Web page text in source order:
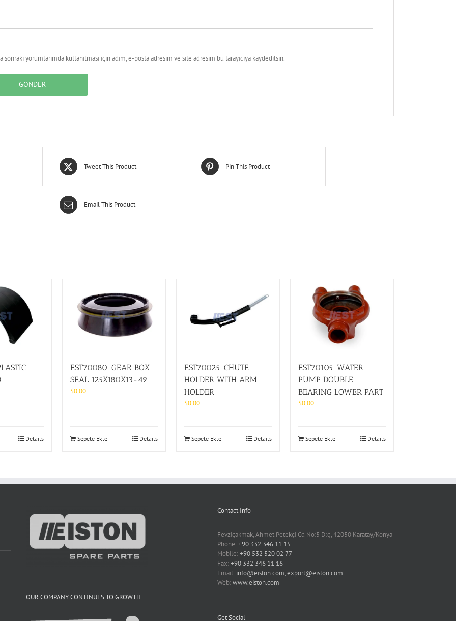
sonraki yorumlarımda kullanılması için adım, e-posta adresim ve site adresim bu tarayıcıya kaydedilsin.
Tweet This Product Pin This Product
Email This Product
Details
EST70080_GEAR BOX
SEAL 125X180X13-49
$0.00
Sepete Ekle Details
EST70025_CHUTE
HOLDER WITH ARM
HOLDER
$0.00
Sepete Ekle Details
EST70105_WATER
PUMP DOUBLE
BEARING LOWER PART
$0.00
Sepete Ekle Details
OUR COMPANY CONTINUES TO GROWTH.
Contact Info
Fevziçakmak, Ahmet Petekçi Cd No:5 D:g, 42050 Karatay/Konya
Phone:+90 332 346 11 15
Mobile:+90 532 520 02 77
Fax:+90 332 346 11 16
Email: info@eiston.com, export@eiston.com
Web:www.eiston.com
Get Social